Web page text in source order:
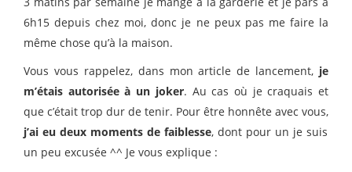
6h15 depuis chez moi, donc je ne peux pas me faire la
même chose qu’à la maison.
Vous vous rappelez, dans mon article de lancement, je
m’étais autorisée à un joker. Au cas où je craquais et
que c’était trop dur de tenir. Pour être honnête avec vous,
j’ai eu deux moments de faiblesse, dont pour un je suis
un peu excusée ^^ Je vous explique :